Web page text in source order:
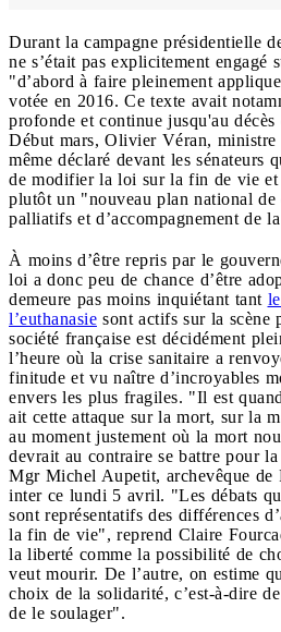
Durant la campagne présidentielle
ne s’était pas explicitement engagé
"d’abord à faire pleinement
votée en 2016. Ce texte avait
profonde et continue jusqu'au
Début mars, Olivier Véran,
même déclaré devant les sénateurs
de modifier la loi sur la fin de vie et
plutôt un "nouveau plan national de
palliatifs et d’accompagnement de
À moins d’être repris par le
loi a donc peu de chance d’être
demeure pas moins inquiétant tant
l’euthanasie sont actifs sur la scène
société française est décidément
l’heure où la crise sanitaire a
finitude et vu naître d’incroyables
envers les plus fragiles. "Il est
ait cette attaque sur la mort, sur la
au moment justement où la mort
devrait au contraire se battre pour
Mgr Michel Aupetit, archevêque de
inter ce lundi 5 avril. "Les débats
sont représentatifs des différences
la fin de vie", reprend Claire
la liberté comme la possibilité de
veut mourir. De l’autre, on estime
choix de la solidarité, c’est-à-dire
de le soulager".